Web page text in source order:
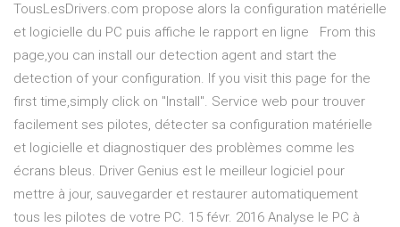
TousLesDrivers.com propose alors la configuration matérielle
et logicielle du PC puis affiche le rapport en ligne From this
page,you can install our detection agent and start the
detection of your configuration. If you visit this page for the
first time,simply click on "Install". Service web pour trouver
facilement ses pilotes, détecter sa configuration matérielle
et logicielle et diagnostiquer des problèmes comme les
écrans bleus. Driver Genius est le meilleur logiciel pour
mettre à jour, sauvegarder et restaurer automatiquement
tous les pilotes de votre PC. 15 févr. 2016 Analyse le PC à